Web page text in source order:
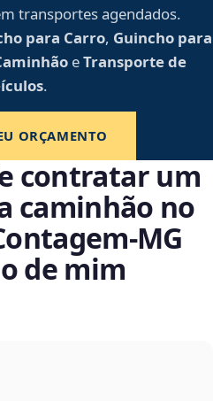
transportes agendados.
para Carro, Guincho para
eTransporte de
.
ORÇAMENTO
contratar um
caminhão no
de mim